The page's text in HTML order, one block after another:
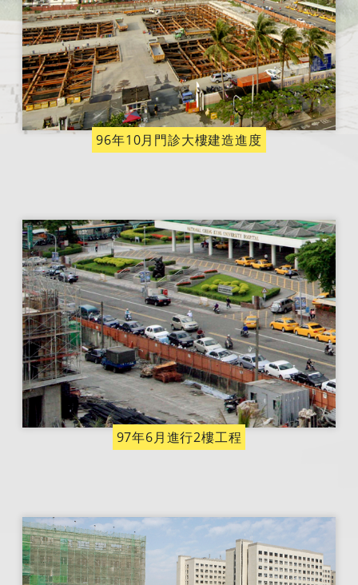
96年10月門診大樓建造進度
97年6月進行2樓工程